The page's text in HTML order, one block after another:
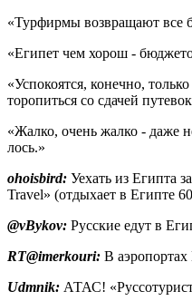
«Турфирмы возвращают все
«Египет чем хорош -
«Успокоятся, конечно,
торопиться со сдачей
«Жалко, очень жалко - даже
лось.»
ohoisbird: Уехать из Египта
Travel» (отды­хает в Египте
@vBykov: Русские едут в
RT@imerkouri: В
Udmnik: АТАС!